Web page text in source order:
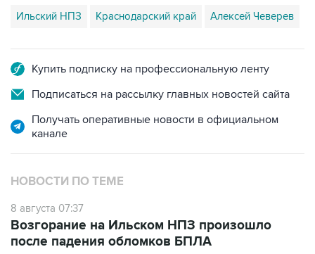
Ильский НПЗ Краснодарский край Алексей Чеверев
Купить подписку на профессиональную ленту
Подписаться на рассылку главных новостей сайта
Получать оперативные новости в официальном
канале
НОВОСТИ ПО ТЕМЕ
8 августа 07:37
Возгорание на Ильском НПЗ произошло
после падения обломков БПЛА